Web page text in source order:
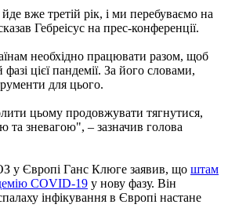
вже третій рік, і ми перебуваємо на
Гебреісус на прес-конференції.
необхідно працювати разом, щоб
цієї пандемії. За його словами,
для цього.
цьому продовжувати тягнутися,
та зневагою", – зазначив голова
у Європі Ганс Клюге заявив, що штам
COVID-19 у нову фазу. Він
інфікування в Європі настане